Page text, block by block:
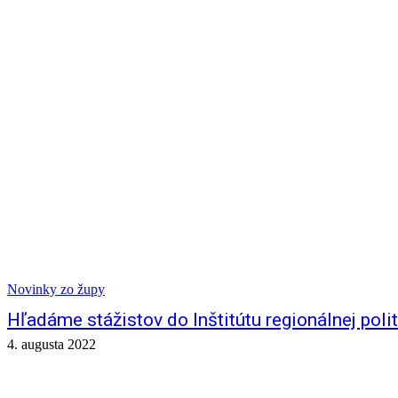
Novinky zo župy
Hľadáme stážistov do Inštitútu regionálnej
4. augusta 2022